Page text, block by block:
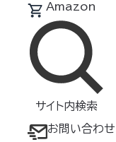
Amazon
サイト内検索
お問い合わせ